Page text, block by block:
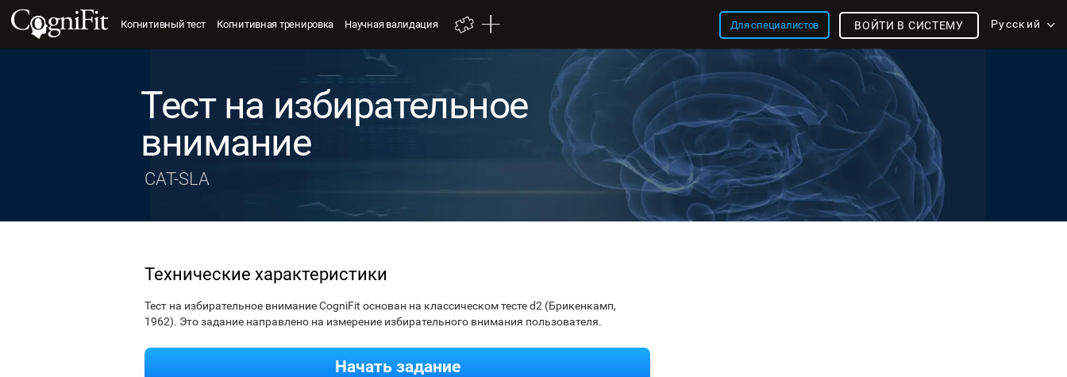
Когнитивный тест Когнитивная тренировка Научная валидация Для специалистов Русский
ВОЙТИ В СИСТЕМУ
Тест на избирательное
внимание
CAT-SLA
Технические характеристики
Тест на избирательное внимание CogniFit основан на классическом тесте d2 (Брикенкамп,
1962). Это задание направлено на измерение избирательного внимания пользователя.
Начать задание